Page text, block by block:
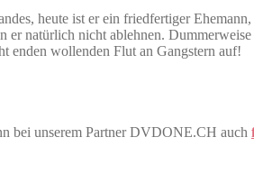
heute ist er ein friedfertiger
er natürlich nicht ablehnen.
enden wollenden Flut an Gangstern auf!
bei unserem Partner DVDONE.CH auch